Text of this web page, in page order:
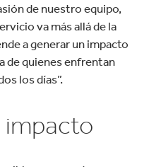
de nuestro equipo,
va más allá de la
a generar un impacto
de quienes enfrentan
los días”.
impacto